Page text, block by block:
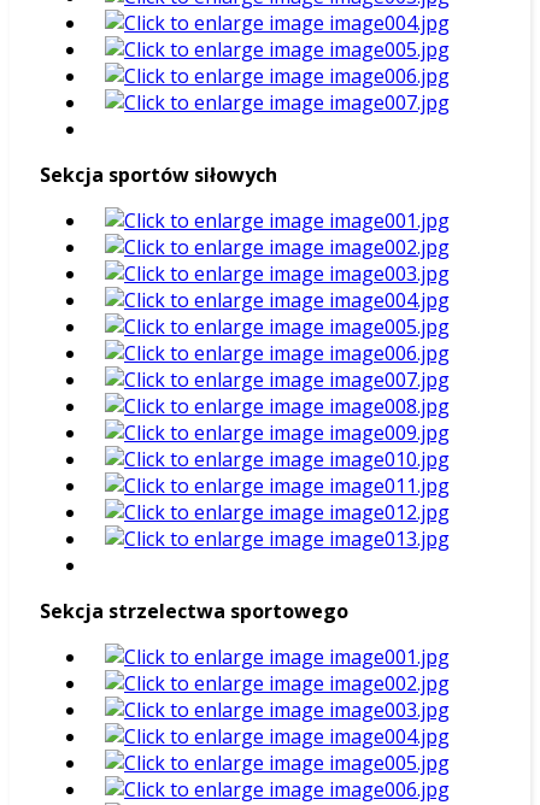
Sekcja sportów siłowych
Sekcja strzelectwa sportowego